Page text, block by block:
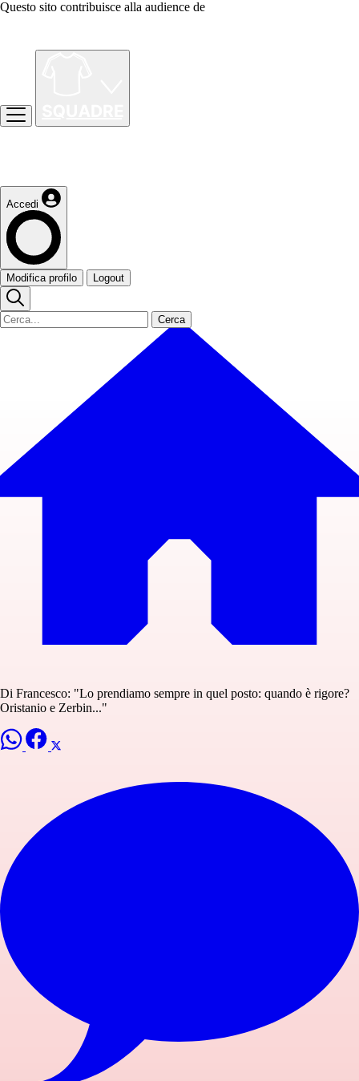
Questo sito contribuisce alla audience de
Accedi
Modifica profilo Logout
Cerca
Di Francesco: "Lo prendiamo sempre in quel posto: quando è rigore?
Oristanio e Zerbin..."